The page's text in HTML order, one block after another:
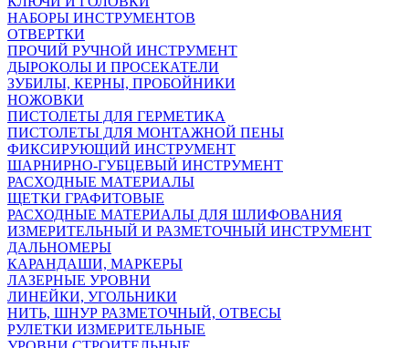
НАБОРЫ ИНСТРУМЕНТОВ
ОТВЕРТКИ
ПРОЧИЙ РУЧНОЙ ИНСТРУМЕНТ
ДЫРОКОЛЫ И ПРОСЕКАТЕЛИ
ЗУБИЛЫ, КЕРНЫ, ПРОБОЙНИКИ
НОЖОВКИ
ПИСТОЛЕТЫ ДЛЯ ГЕРМЕТИКА
ПИСТОЛЕТЫ ДЛЯ МОНТАЖНОЙ ПЕНЫ
ФИКСИРУЮЩИЙ ИНСТРУМЕНТ
ШАРНИРНО-ГУБЦЕВЫЙ ИНСТРУМЕНТ
РАСХОДНЫЕ МАТЕРИАЛЫ
ЩЕТКИ ГРАФИТОВЫЕ
РАСХОДНЫЕ МАТЕРИАЛЫ ДЛЯ ШЛИФОВАНИЯ
ИЗМЕРИТЕЛЬНЫЙ И РАЗМЕТОЧНЫЙ ИНСТРУМЕНТ
ДАЛЬНОМЕРЫ
КАРАНДАШИ, МАРКЕРЫ
ЛАЗЕРНЫЕ УРОВНИ
ЛИНЕЙКИ, УГОЛЬНИКИ
НИТЬ, ШНУР РАЗМЕТОЧНЫЙ, ОТВЕСЫ
РУЛЕТКИ ИЗМЕРИТЕЛЬНЫЕ